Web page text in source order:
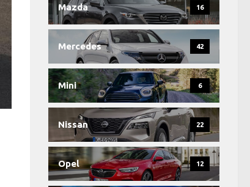
Mazda 16
Mercedes 42
Mini 6
Nissan 22
Opel 12